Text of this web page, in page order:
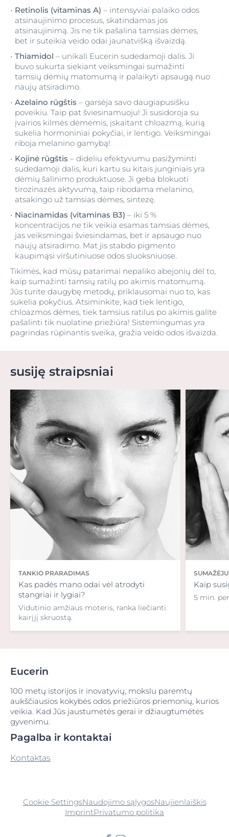
Retinolis (vitaminas A) – intensyviai palaiko odos
atsinaujinimo procesus, skatindamas jos
atsinaujinimą. Jis ne tik pašalina tamsias dėmes,
bet ir suteikia veido odai jaunatvišką išvaizdą.
Thiamidol – unikali Eucerin sudedamoji dalis. Ji
buvo sukurta siekiant veiksmingai sumažinti
tamsių dėmių matomumą ir palaikyti apsaugą nuo
naujų atsiradimo.
Azelaino rūgštis – garsėja savo daugiapusišku
poveikiu. Taip pat šviesinamuoju! Ji susidoroja su
įvairios kilmės dėmėmis, įskaitant chloazmą, kurią
sukelia hormoniniai pokyčiai, ir lentigo. Veiksmingai
riboja melanino gamybą!
Kojinė rūgštis – dideliu efektyvumu pasižyminti
sudedamoji dalis, kuri kartu su kitais junginiais yra
dėmių šalinimo produktuose. Ji geba blokuoti
tirozinazės aktyvumą, taip ribodama melanino,
atsakingo už tamsias dėmes, sintezę.
Niacinamidas (vitaminas B3) – iki 5 %
koncentracijos ne tik veikia esamas tamsias dėmes,
jas veiksmingai šviesindamas, bet ir apsaugo nuo
naujų atsiradimo. Mat jis stabdo pigmento
kaupimąsi viršutiniuose odos sluoksniuose.
Tikimės, kad mūsų patarimai nepaliko abejonių dėl to,
kaip sumažinti tamsių ratilų po akimis matomumą.
Jūs turite daugybę metodų, priklausomai nuo to, kas
sukelia pokyčius. Atsiminkite, kad tiek lentigo,
chloazmos dėmes, tiek tamsius ratilus po akimis galite
pašalinti tik nuolatine priežiūra! Sistemingumas yra
pagrindas rūpinantis sveika, gražia veido odos išvaizda.
susiję straipsniai
TANKIO PRARADIMAS
Kas padės mano odai vėl atrodyti
stangriai ir lygiai?
Vidutinio amžiaus moteris, ranka liečianti
kairįjį skruostą.
Kaip
5 min.
Eucerin
100 metų istorijos ir inovatyvių, mokslu paremtų
aukščiausios kokybės odos priežiūros priemonių, kurios
veikia. Kad Jūs jaustumėtės gerai ir džiaugtumėtės
gyvenimu.
Pagalba ir kontaktai
Kontaktas
Cookie SettingsNaudojimo sąlygosNaujienlaiškis
ImprintPrivatumo politika